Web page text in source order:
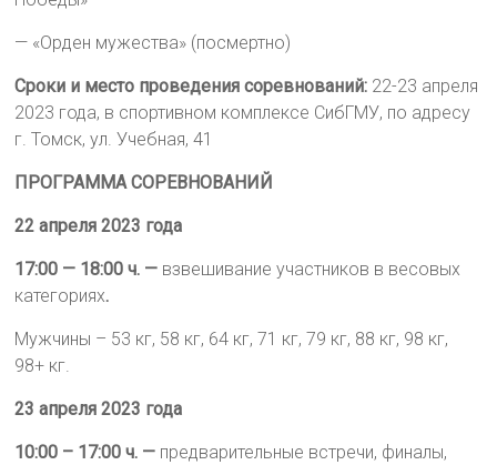
— «Орден мужества» (посмертно)
Сроки и место проведения соревнований: 22-23 апреля
2023 года, в спортивном комплексе СибГМУ, по адресу
г. Томск, ул. Учебная, 41
ПРОГРАММА СОРЕВНОВАНИЙ
22 апреля 2023 года
17:00 — 18:00 ч. — взвешивание участников в весовых
категориях.
Мужчины – 53 кг, 58 кг, 64 кг, 71 кг, 79 кг, 88 кг, 98 кг,
98+ кг.
23 апреля 2023 года
10:00 – 17:00 ч. — предварительные встречи, финалы,